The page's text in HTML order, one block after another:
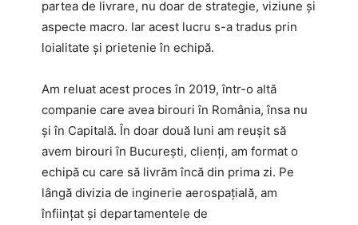
partea de livrare, nu doar de strategie, viziune și
aspecte macro. Iar acest lucru s-a tradus prin
loialitate și prietenie în echipă.
Am reluat acest proces în 2019, într-o altă
companie care avea birouri în România, însa nu
şi în Capitală. În doar două luni am reușit să
avem birouri ȋn Bucureşti, clienți, am format o
echipă cu care să livrăm încă din prima zi. Pe
lângă divizia de inginerie aerospațială, am
înființat și departamentele de